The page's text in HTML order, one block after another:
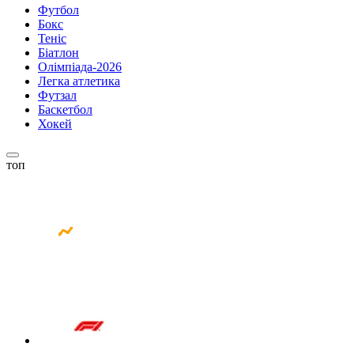
Футбол
Бокс
Теніс
Біатлон
Олімпіада-2026
Легка атлетика
Футзал
Баскетбол
Хокей
топ